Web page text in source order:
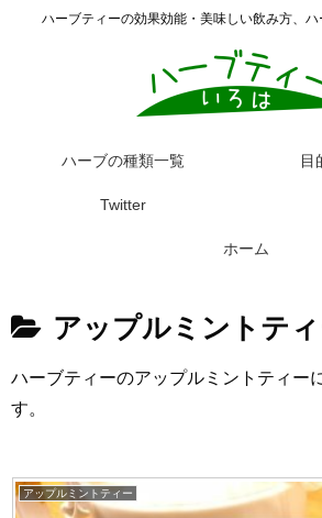
ハーブティーの効果効能・美味しい飲み方、ハ
ハーブの種類一覧 目
Twitter
ホーム
アップルミントテ
ハーブティーのアップルミントティー
す。
アップルミントティー